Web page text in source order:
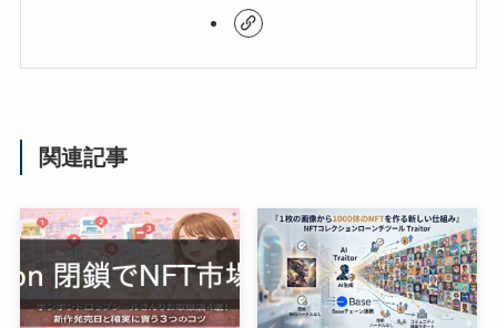
関連記事